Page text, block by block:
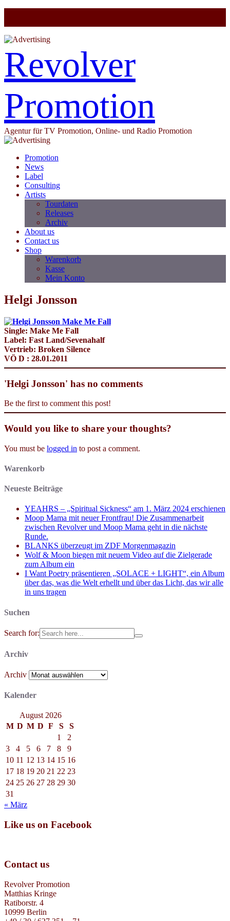
Revolver
Promotion
Agentur für TV Promotion, Online- und Radio Promotion
Promotion
News
Label
Consulting
Artists
Tourdaten
Releases
Archiv
About us
Contact us
Shop
Warenkorb
Kasse
Mein Konto
Helgi Jonsson
Single: Make Me Fall
Label: Fast Land/Sevenahalf
Vertrieb: Broken Silence
VÖ D : 28.01.2011
'Helgi Jonsson' has no comments
Be the first to comment this post!
Would you like to share your thoughts?
You must be logged in to post a comment.
Warenkorb
Neueste Beiträge
YEAHRS – „Spiritual Sickness“ am 1. März 2024 erschienen
Moop Mama mit neuer Frontfrau! Die Zusammenarbeit
zwischen Revolver und Moop Mama geht in die nächste
Runde.
BLANKS überzeugt im ZDF Morgenmagazin
Wolf & Moon biegen mit neuem Video auf die Zielgerade
zum Album ein
I Want Poetry präsentieren „SOLACE + LIGHT“, ein Album
über das, was die Welt erhellt und über das Licht, das wir alle
in uns tragen
Suchen
Search for:
Archiv
Archiv
Kalender
August 2026
M D M D F S
S
1
2
3
4 5 6 7 8
9
10 11 12 13 14 15 16
17 18 19 20 21 22 23
24 25 26 27 28 29 30
31
« März
Like us on Facebook
Contact us
Revolver Promotion
Matthias Kringe
Ratiborstr. 4
10999 Berlin